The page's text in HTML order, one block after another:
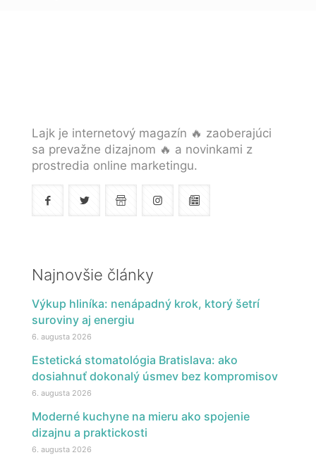
Lajk je internetový magazín 🔥 zaoberajúci
sa prevažne dizajnom 🔥 a novinkami z
prostredia online marketingu.
Najnovšie články
Výkup hliníka: nenápadný krok, ktorý šetrí
suroviny aj energiu
6. augusta 2026
Estetická stomatológia Bratislava: ako
dosiahnuť dokonalý úsmev bez kompromisov
6. augusta 2026
Moderné kuchyne na mieru ako spojenie
dizajnu a praktickosti
6. augusta 2026